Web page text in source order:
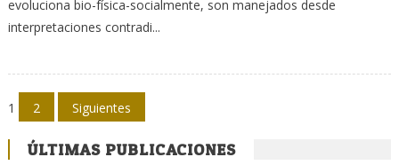
evoluciona bio-física-socialmente, son manejados desde
interpretaciones contradi...
Navegación
de
1 2 Siguientes
ÚLTIMAS PUBLICACIONES